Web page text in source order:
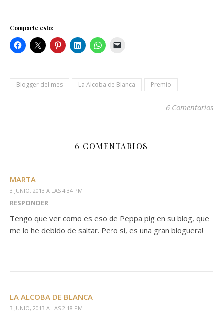
Comparte esto:
Blogger del mes La Alcoba de Blanca Premio
6 Comentarios
6 COMENTARIOS
MARTA
3 JUNIO, 2013 A LAS 4:34 PM
RESPONDER
Tengo que ver como es eso de Peppa pig en su blog, que
me lo he debido de saltar. Pero sí, es una gran bloguera!
LA ALCOBA DE BLANCA
3 JUNIO, 2013 A LAS 2:18 PM